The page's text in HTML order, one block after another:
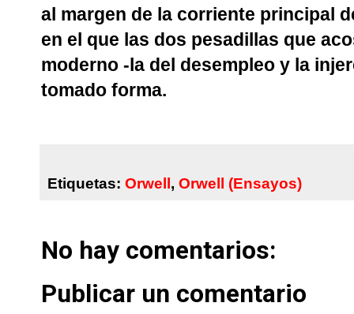
al margen de la corriente principal
en el que las dos pesadillas que
moderno -la del desempleo y la
tomado forma.
Etiquetas: Orwell, Orwell (Ensayos)
No hay comentarios:
Publicar un comentario